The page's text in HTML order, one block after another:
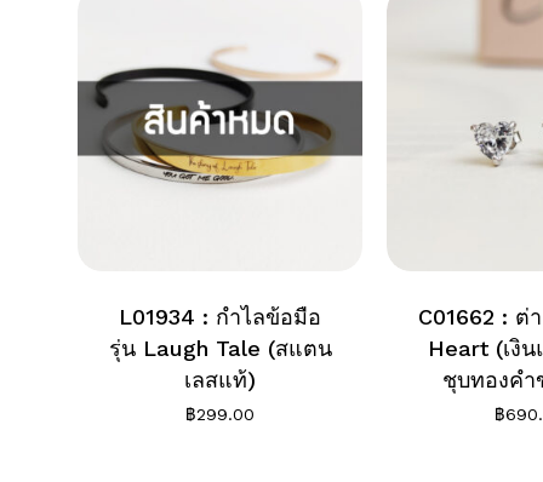
L01934 : กำไลข้อมือ
รุ่น Laugh Tale (สแตน
เลสแท้)
฿299.00
C01662 : ต่
Heart (เงิ
ชุบทองคำ
฿